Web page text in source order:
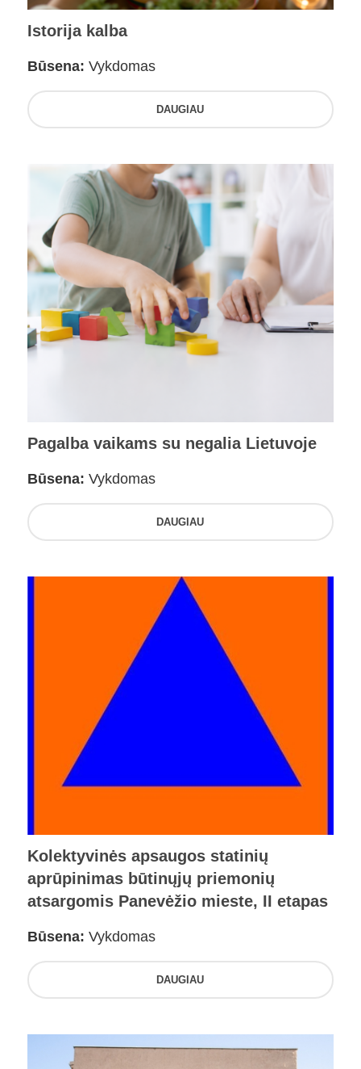
Istorija kalba
Būsena: Vykdomas
DAUGIAU
Pagalba vaikams su negalia Lietuvoje
Būsena: Vykdomas
DAUGIAU
Kolektyvinės apsaugos statinių
aprūpinimas būtinųjų priemonių
atsargomis Panevėžio mieste, II etapas
Būsena: Vykdomas
DAUGIAU